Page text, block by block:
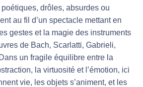
drôles, absurdes ou
au fil d’un spectacle mettant en
gestes et la magie des instruments
de Bach, Scarlatti, Gabrieli,
un fragile équilibre entre la
la virtuosité et l’émotion, ici
vie, les objets s’animent, et les